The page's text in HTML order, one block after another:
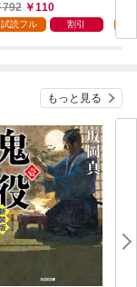
792 110
試読フル 割引
強
～
（
もっと見る